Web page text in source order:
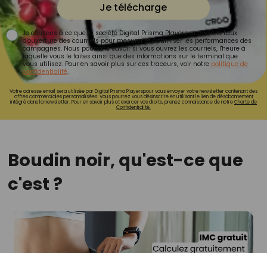
Je télécharge
Je consens à ce que la société Digital Prisma Players analyse le taux
d'ouverture des courriels pour mesurer et optimiser les performances des
campagnes. Nous pourrons savoir si vous ouvrez les courriels, l'heure à
laquelle vous le faites ainsi que des informations sur le terminal que
vous utilisez. Pour en savoir plus sur ces traceurs, voir notre politique de
confidentialité.
Votre adresse email sera utilisée par Digital Prisma Playerspour vous envoyer votre newsletter contenant des
offres commerciales personnalisées. Vous pourrez vous désinscrire en utilisant le lien de désabonnement
intégré dans la newsletter. Pour en savoir plus et exercer vos droits, prenez connaissance de notreCharte de
Confidentialité.
Boudin noir, qu'est-ce que
c'est ?